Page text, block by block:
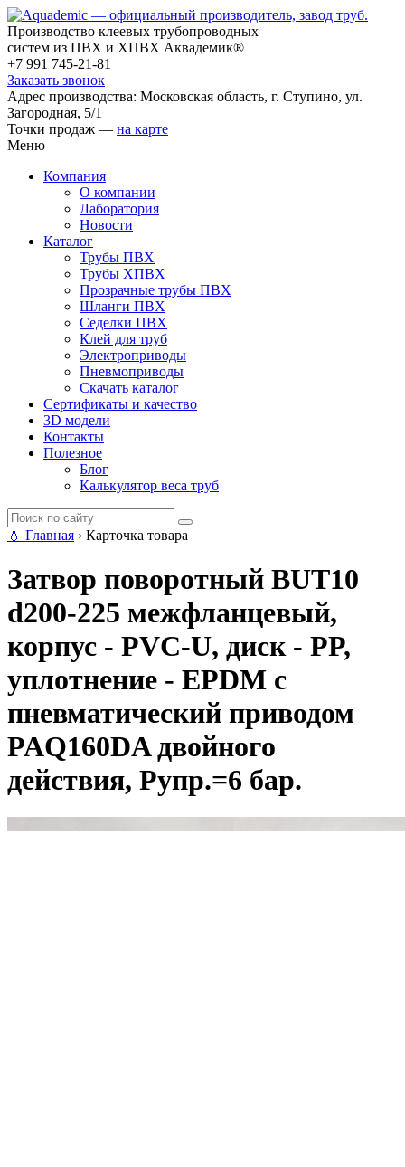
Производство клеевых трубопроводных
систем из ПВХ и ХПВХ Аквадемик®
+7 991 745-21-81
Заказать звонок
Адрес производства: Московская область, г. Ступино, ул.
Загородная, 5/1
Точки продаж — на карте
Меню
Компания
О компании
Лаборатория
Новости
Каталог
Трубы ПВХ
Трубы ХПВХ
Прозрачные трубы ПВХ
Шланги ПВХ
Седелки ПВХ
Клей для труб
Электроприводы
Пневмоприводы
Скачать каталог
Сертификаты и качество
3D модели
Контакты
Полезное
Блог
Калькулятор веса труб
💧 Главная › Карточка товара
Затвор поворотный BUT10
d200-225 межфланцевый,
корпус - PVC-U, диск - PP,
уплотнение - EPDM с
пневматический приводом
PAQ160DA двойного
действия, Рупр.=6 бар.